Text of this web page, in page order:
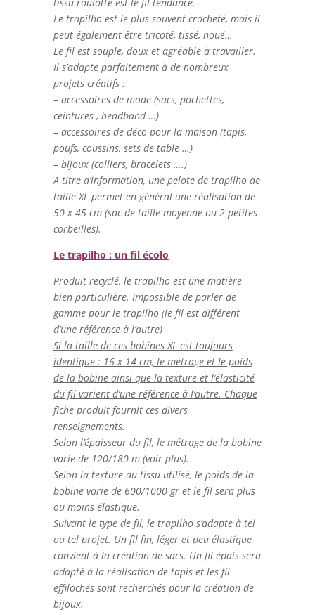
Le trapilho est le plus souvent crocheté, mais il
peut également être tricoté, tissé, noué…
Le fil est souple, doux et agréable à travailler.
Il s’adapte parfaitement à de nombreux
projets créatifs :
– accessoires de mode (sacs, pochettes,
ceintures , headband …)
– accessoires de déco pour la maison (tapis,
poufs, coussins, sets de table …)
– bijoux (colliers, bracelets ….)
A titre d’information, une pelote de trapilho de
taille XL permet en général une réalisation de
50 x 45 cm (sac de taille moyenne ou 2 petites
corbeilles).
Le trapilho : un fil écolo
Produit recyclé, le trapilho est une matière
bien particulière. Impossible de parler de
gamme pour le trapilho (le fil est différent
d’une référence à l’autre)
Si la taille de ces bobines XL est toujours
identique : 16 x 14 cm, le métrage et le poids
de la bobine ainsi que la texture et l’élasticité
du fil varient d’une référence à l’autre. Chaque
fiche produit fournit ces divers
renseignements.
Selon l’épaisseur du fil, le métrage de la bobine
varie de 120/180 m (voir plus).
Selon la texture du tissu utilisé, le poids de la
bobine varie de 600/1000 gr et le fil sera plus
ou moins élastique.
Suivant le type de fil, le trapilho s’adapte à tel
ou tel projet. Un fil fin, léger et peu élastique
convient à la création de sacs. Un fil épais sera
adapté à la réalisation de tapis et les fil
effilochés sont recherchés pour la création de
bijoux.